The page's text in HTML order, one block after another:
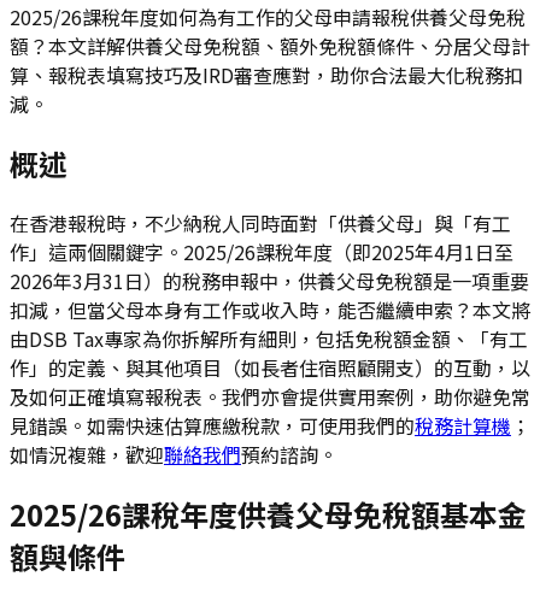
2025/26課稅年度如何為有工作的父母申請報稅供養父母免稅
額？本文詳解供養父母免稅額、額外免稅額條件、分居父母計
算、報稅表填寫技巧及IRD審查應對，助你合法最大化稅務扣
減。
概述
在香港報稅時，不少納稅人同時面對「供養父母」與「有工
作」這兩個關鍵字。2025/26課稅年度（即2025年4月1日至
2026年3月31日）的稅務申報中，供養父母免稅額是一項重要
扣減，但當父母本身有工作或收入時，能否繼續申索？本文將
由DSB Tax專家為你拆解所有細則，包括免稅額金額、「有工
作」的定義、與其他項目（如長者住宿照顧開支）的互動，以
及如何正確填寫報稅表。我們亦會提供實用案例，助你避免常
見錯誤。如需快速估算應繳稅款，可使用我們的稅務計算機 ；
如情況複雜，歡迎聯絡我們預約諮詢。
2025/26課稅年度供養父母免稅額基本金
額與條件